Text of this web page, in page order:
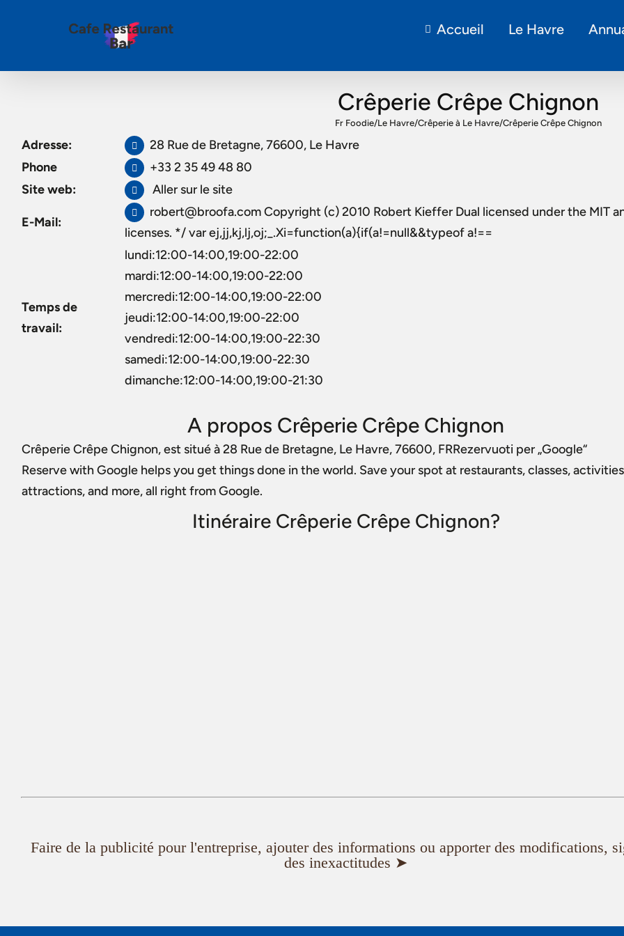
Accueil Le Havre
Crêperie Crêpe Chignon
Fr Foodie/Le Havre/Crêperie à Le Havre/Crêperie Crêpe Chignon
Adresse:
28 Rue de Bretagne, 76600, Le Havre
Phone
+33 2 35 49 48 80
Site web:
Aller sur le site
E-Mail:
robert@broofa.com Copyright (c) 2010 Robert Kieffer Dual licensed under the MIT
licenses. */ var ej,jj,kj,lj,oj;_.Xi=function(a){if(a!=null&&typeof a!==
Temps de
travail:
lundi:12:00-14:00,19:00-22:00
mardi:12:00-14:00,19:00-22:00
mercredi:12:00-14:00,19:00-22:00
jeudi:12:00-14:00,19:00-22:00
vendredi:12:00-14:00,19:00-22:30
samedi:12:00-14:00,19:00-22:30
dimanche:12:00-14:00,19:00-21:30
A propos Crêperie Crêpe Chignon
Crêperie Crêpe Chignon, est situé à 28 Rue de Bretagne, Le Havre, 76600, FRRezervuoti per „Google“
Reserve with Google helps you get things done in the world. Save your spot at restaurants, classes,
attractions, and more, all right from Google.
Itinéraire Crêperie Crêpe Chignon?
Faire de la publicité pour l'entreprise, ajouter des informations ou apporter des modifications,
des inexactitudes ➤